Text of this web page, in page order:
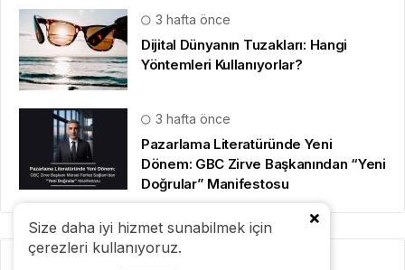
Size daha iyi hizmet sunabilmek için
çerezleri kullanıyoruz.
3 hafta önce
Dijital Dünyanın Tuzakları: Hangi
Yöntemleri Kullanıyorlar?
3 hafta önce
Pazarlama Literatüründe Yeni
Dönem: GBC Zirve Başkanından “Yeni
Doğrular” Manifestosu
Kategoriler